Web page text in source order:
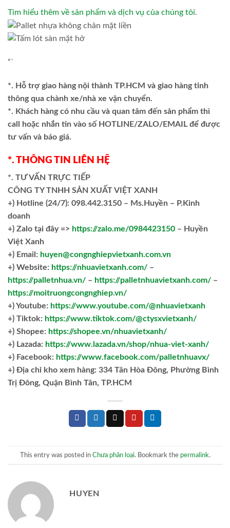
Tìm hiểu thêm về sản phẩm và dịch vụ của chúng tôi.
“`
*. Hỗ trợ giao hàng nội thành TP.HCM và giao hàng tỉnh
thông qua chành xe/nhà xe vận chuyển.
*. Khách hàng có nhu cầu và quan tâm đến sản phẩm thì
call hoặc nhắn tin vào số HOTLINE/ZALO/EMAIL để được
tư vấn và báo giá.
*. THÔNG TIN LIÊN HỆ
*. TƯ VẤN TRỰC TIẾP
CÔNG TY TNHH SẢN XUẤT VIỆT XANH
+) Hotline (24/7): 098.442.3150 – Ms.Huyền – P.Kinh
doanh
+) Zalo tại đây => https://zalo.me/0984423150 – Huyền
Việt Xanh
+) Email: huyen@congnghiepvietxanh.com.vn
+) Website: https://nhuavietxanh.com/ –
https://palletnhua.vn/ – https://palletnhuavietxanh.com/ –
https://moitruongcongnghiep.vn/
+) Youtube: https://www.youtube.com/@nhuavietxanh
+) Tiktok: https://www.tiktok.com/@ctysxvietxanh/
+) Shopee: https://shopee.vn/nhuavietxanh/
+) Lazada: https://www.lazada.vn/shop/nhua-viet-xanh/
+) Facebook: https://www.facebook.com/palletnhuavx/
+) Địa chỉ kho xem hàng: 334 Tân Hòa Đông, Phường Bình
Trị Đông, Quận Bình Tân, TP.HCM
This entry was posted in Chưa phân loại. Bookmark the permalink.
HUYEN